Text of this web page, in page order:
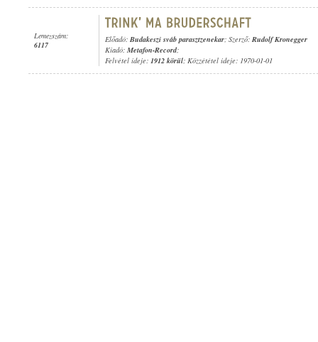
Lemezszám:
6117
Előadó: Budakeszi sváb parasztzenekar; Szerző: Rudolf Kronegger
Kiadó: Metafon-Record;
Felvétel ideje: 1912 körül; Közzététel ideje: 1970-01-01